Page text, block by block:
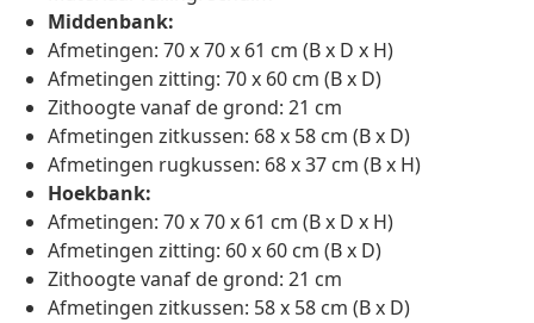
Middenbank:
Afmetingen: 70 x 70 x 61 cm (B x D x H)
Afmetingen zitting: 70 x 60 cm (B x D)
Zithoogte vanaf de grond: 21 cm
Afmetingen zitkussen: 68 x 58 cm (B x D)
Afmetingen rugkussen: 68 x 37 cm (B x H)
Hoekbank:
Afmetingen: 70 x 70 x 61 cm (B x D x H)
Afmetingen zitting: 60 x 60 cm (B x D)
Zithoogte vanaf de grond: 21 cm
Afmetingen zitkussen: 58 x 58 cm (B x D)